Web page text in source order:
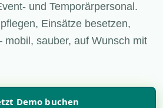
und Temporärpersonal.
Einsätze besetzen,
sauber, auf Wunsch mit
Demo buchen